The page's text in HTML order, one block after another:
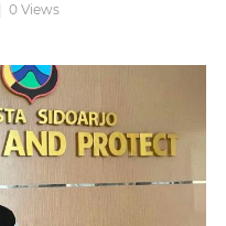
0 Views